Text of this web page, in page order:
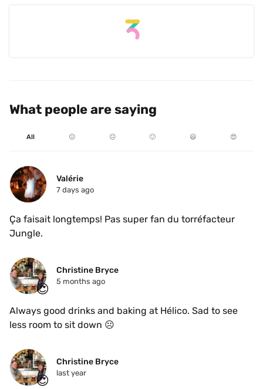
What people are saying
All ☹️ 😐 🙂 😃 😍
Valérie
7 days ago
Ça faisait longtemps! Pas super fan du torréfacteur
😍
Christine Bryce
5 months ago
Always good drinks and baking at Hélico. Sad to see
less room to sit down ☹️
😍
Christine Bryce
last year